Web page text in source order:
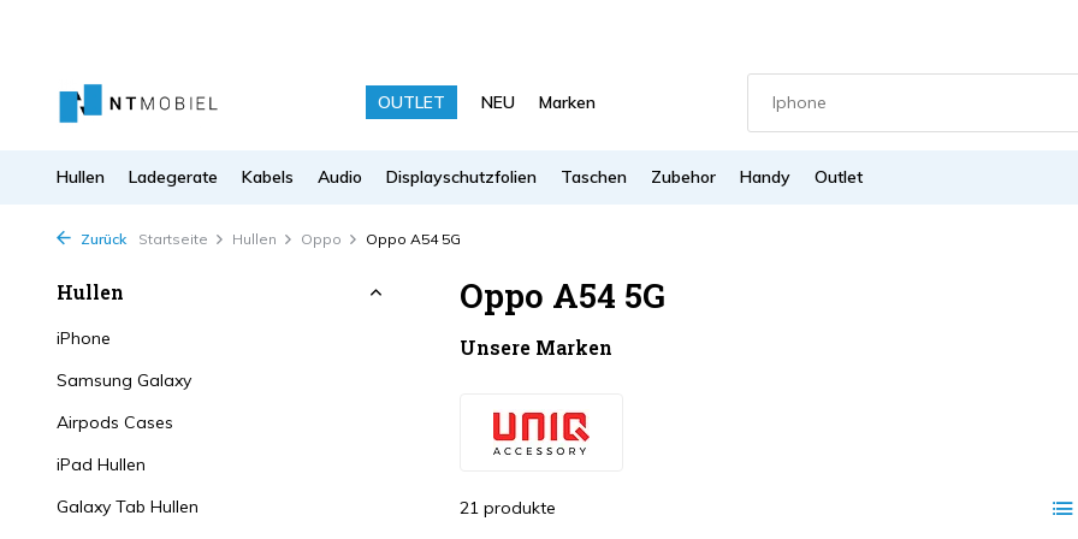
OUTLET NEU Marken
Hullen Ladegerate Kabels Audio Displayschutzfolien Taschen Zubehor Handy Outlet
Zurück Startseite Hullen Oppo Oppo A54 5G
Hullen
iPhone
Samsung Galaxy
Airpods Cases
iPad Hullen
Galaxy Tab Hullen
Oppo A54 5G
Unsere Marken
21 produkte